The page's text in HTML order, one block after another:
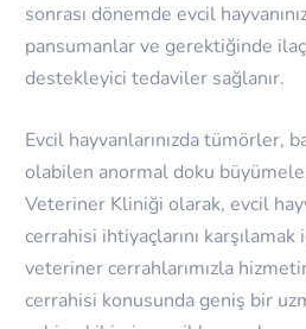
sonrası dönemde evcil
pansumanlar ve gerektiğinde
destekleyici tedaviler sağlanır.
Evcil hayvanlarınızda tümörler,
olabilen anormal doku
Veteriner Kliniği olarak, evcil
cerrahisi ihtiyaçlarını
veteriner cerrahlarımızla
cerrahisi konusunda geniş bir